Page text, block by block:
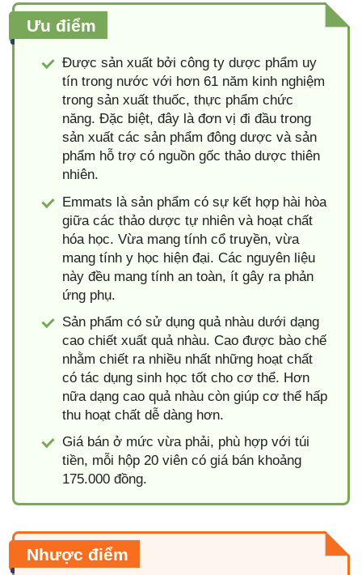
Ưu điểm
Được sản xuất bởi công ty dược phẩm uy
tín trong nước với hơn 61 năm kinh nghiệm
trong sản xuất thuốc, thực phẩm chức
năng. Đặc biệt, đây là đơn vị đi đầu trong
sản xuất các sản phẩm đông dược và sản
phẩm hỗ trợ có nguồn gốc thảo dược thiên
nhiên.
Emmats là sản phẩm có sự kết hợp hài hòa
giữa các thảo dược tự nhiên và hoạt chất
hóa học. Vừa mang tính cổ truyền, vừa
mang tính y học hiện đại. Các nguyên liệu
này đều mang tính an toàn, ít gây ra phản
ứng phụ.
Sản phẩm có sử dụng quả nhàu dưới dạng
cao chiết xuất quả nhàu. Cao được bào chế
nhằm chiết ra nhiều nhất những hoạt chất
có tác dụng sinh học tốt cho cơ thể. Hơn
nữa dạng cao quả nhàu còn giúp cơ thể hấp
thu hoạt chất dễ dàng hơn.
Giá bán ở mức vừa phải, phù hợp với túi
tiền, mỗi hộp 20 viên có giá bán khoảng
175.000 đồng.
Nhược điểm